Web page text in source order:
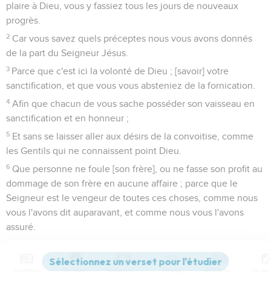
plaire à Dieu, vous y fassiez tous les jours de nouveaux
progrès.
2 Car vous savez quels préceptes nous vous avons donnés
de la part du Seigneur Jésus.
3 Parce que c'est ici la volonté de Dieu ; [savoir] votre
sanctification, et que vous vous absteniez de la fornication.
4 Afin que chacun de vous sache posséder son vaisseau en
sanctification et en honneur ;
5 Et sans se laisser aller aux désirs de la convoitise, comme
les Gentils qui ne connaissent point Dieu.
6 Que personne ne foule [son frère], ou ne fasse son profit au
dommage de son frère en aucune affaire ; parce que le
Seigneur est le vengeur de toutes ces choses, comme nous
vous l'avons dit auparavant, et comme nous vous l'avons
assuré.
sanctification.
Versions Commentaires Strong